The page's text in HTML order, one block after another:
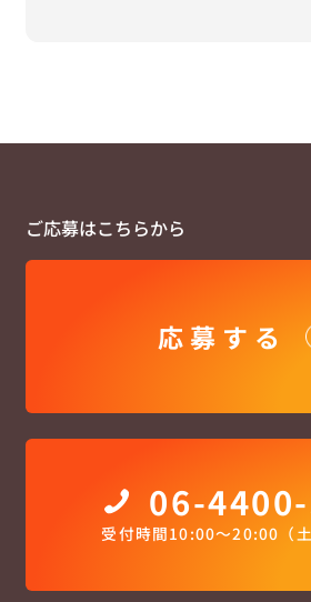
ご応募はこちらから
応募する
06-
受付時間10:00〜20:00（土